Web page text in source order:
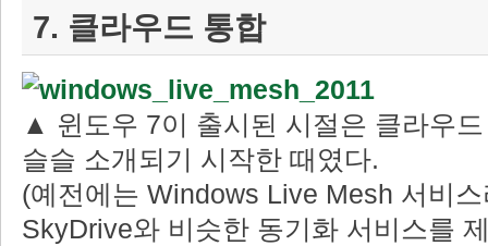
7. 클라우드 통합
▲ 윈도우 7이 출시된 시절은 클라우
슬슬 소개되기 시작한 때였다.
(예전에는 Windows Live Mesh 서비
SkyDrive와 비슷한 동기화 서비스를